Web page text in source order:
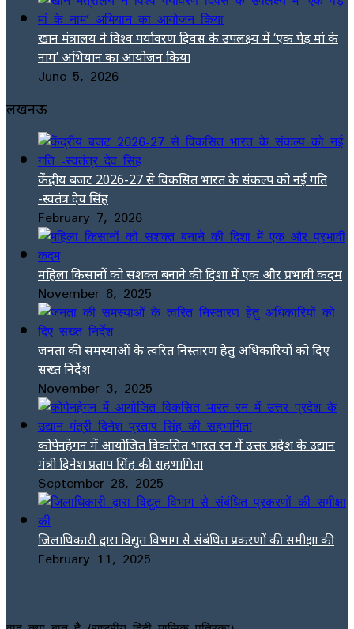
खान मंत्रालय ने विश्व पर्यावरण दिवस के उपलक्ष्य में ‘एक पेड़ मां के
नाम’ अभियान का आयोजन किया
June 5, 2026
लखनऊ
केंद्रीय बजट 2026-27 से विकसित भारत के संकल्प को नई गति
-स्वतंत्र देव सिंह
February 7, 2026
महिला किसानों को सशक्त बनाने की दिशा में एक और प्रभावी कदम
November 8, 2025
जनता की समस्याओं के त्वरित निस्तारण हेतु अधिकारियों को दिए
सख्त निर्देश
November 3, 2025
कोपेनहेगन में आयोजित विकसित भारत रन में उत्तर प्रदेश के उद्यान
मंत्री दिनेश प्रताप सिंह की सहभागिता
September 28, 2025
जिलाधिकारी द्वारा विद्युत विभाग से संबंधित प्रकरणों की समीक्षा की
February 11, 2025